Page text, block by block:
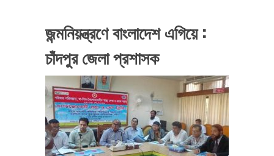
জন্মনিয়ন্ত্রণে বাংলাদেশ এগিয়ে :
চাঁদপুর জেলা প্রশাসক